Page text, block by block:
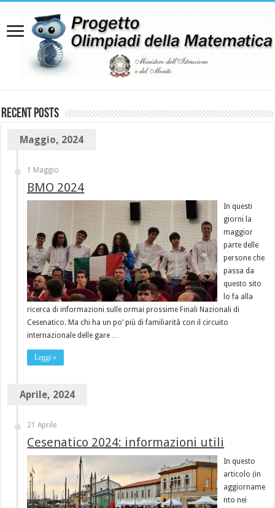
Recent Posts
Maggio, 2024
1 Maggio
BMO 2024
In questi
giorni la
maggior
parte delle
persone che
passa da
questo sito
lo fa alla
ricerca di informazioni sulle ormai prossime Finali Nazionali di
Cesenatico. Ma chi ha un po’ più di familiarità con il circuito
internazionale delle gare …
Leggi »
Aprile, 2024
21 Aprile
Cesenatico 2024: informazioni utili
In questo
articolo (in
aggiorname
nto nei